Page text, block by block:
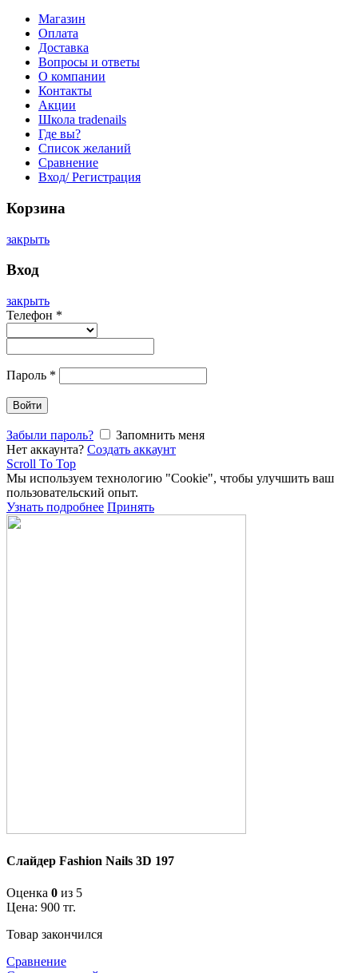
Магазин
Оплата
Доставка
Вопросы и ответы
О компании
Контакты
Акции
Школа tradenails
Где вы?
Список желаний
Сравнение
Вход/ Регистрация
Корзина
закрыть
Вход
закрыть
Телефон *
Пароль *
Войти
Забыли пароль?
Запомнить меня
Нет аккаунта? Создать аккаунт
Scroll To Top
Мы используем технологию "Cookie", чтобы улучшить ваш
пользовательский опыт.
Узнать подробнее Принять
Слайдер Fashion Nails 3D 197
Оценка 0 из 5
Цена: 900 тг.
Товар закончился
Сравнение